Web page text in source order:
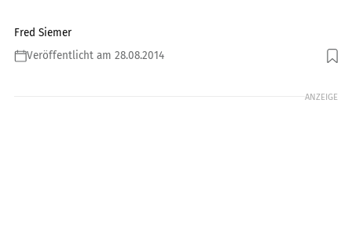
Fred Siemer
Veröffentlicht am 28.08.2014
Foto: Archiv
ANZEIGE